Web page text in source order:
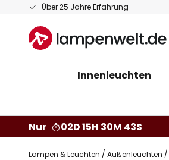
Über 25 Jahre Erfahrung
Zum
springen
Innenleuchten
Nur
02D 15H 30M 42S
Lampen & Leuchten Außenleuchten